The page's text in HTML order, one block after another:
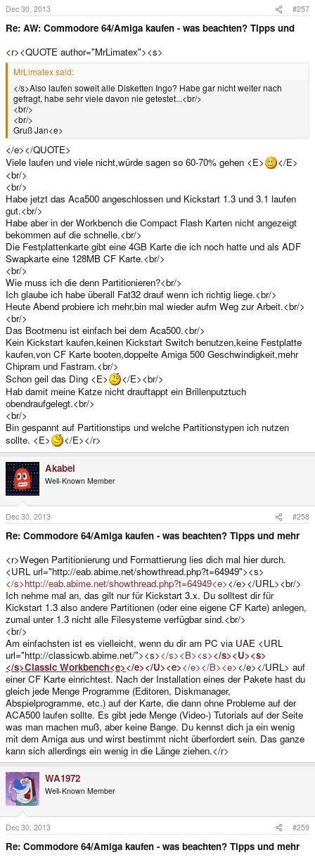
Dec 30, 2013 #257
Re: AW: Commodore 64/Amiga kaufen - was beachten? Tipps und
<r><QUOTE author="MrLimatex"><s>
MrLimatex said:
</s>Also laufen soweit alle Disketten Ingo? Habe gar nicht weiter nach
gefragt, habe sehr viele davon nie getestet...<br/>
<br/>
<br/>
Gruß Jan<e>
</e></QUOTE>
Viele laufen und viele nicht,würde sagen so 60-70% gehen <E>
</E>
<br/>
<br/>
Habe jetzt das Aca500 angeschlossen und Kickstart 1.3 und 3.1 laufen
gut.<br/>
Habe aber in der Workbench die Compact Flash Karten nicht angezeigt
bekommen auf die schnelle.<br/>
Die Festplattenkarte gibt eine 4GB Karte die ich noch hatte und als ADF
Swapkarte eine 128MB CF Karte.<br/>
<br/>
Wie muss ich die denn Partitionieren?<br/>
Ich glaube ich habe überall Fat32 drauf wenn ich richtig liege.<br/>
Heute Abend probiere ich mehr,bin mal wieder aufm Weg zur Arbeit.<br/>
<br/>
Das Bootmenu ist einfach bei dem Aca500.<br/>
Kein Kickstart kaufen,keinen Kickstart Switch benutzen,keine Festplatte
kaufen,von CF Karte booten,doppelte Amiga 500 Geschwindigkeit,mehr
Chipram und Fastram.<br/>
Schon geil das Ding <E>
</E><br/>
Hab damit meine Katze nicht drauftappt ein Brillenputztuch
obendraufgelegt.<br/>
<br/>
Bin gespannt auf Partitionstips und welche Partitionstypen ich nutzen
sollte. <E>
</E></r>
Akabei
Well-Known Member
Dec 30, 2013 #258
Re: Commodore 64/Amiga kaufen - was beachten? Tipps und mehr
<r>Wegen Partitionierung und Formattierung lies dich mal hier durch.
<URL url="http://eab.abime.net/showthread.php?t=64949"><s>
</s>http://eab.abime.net/showthread.php?t=64949<e></e></URL><br/>
Ich nehme mal an, das gilt nur für Kickstart 3.x. Du solltest dir für
Kickstart 1.3 also andere Partitionen (oder eine eigene CF Karte) anlegen,
zumal unter 1.3 nicht alle Filesysteme verfügbar sind.<br/>
<br/>
Am einfachsten ist es vielleicht, wenn du dir am PC via UAE <URL
url="http://classicwb.abime.net/"><s></s><B><s></s><U><s>
</s>Classic Workbench<e></e></U><e></e></B><e></e></URL> auf
einer CF Karte einrichtest. Nach der Installation eines der Pakete hast du
gleich jede Menge Programme (Editoren, Diskmanager,
Abspielprogramme, etc.) auf der Karte, die dann ohne Probleme auf der
ACA500 laufen sollte. Es gibt jede Menge (Video-) Tutorials auf der Seite
was man machen muß, aber keine Bange. Du kennst dich ja ein wenig
mit dem Amiga aus und wirst bestimmt nicht überfordert sein. Das ganze
kann sich allerdings ein wenig in die Länge ziehen.</r>
WA1972
Well-Known Member
Dec 30, 2013 #259
Re: Commodore 64/Amiga kaufen - was beachten? Tipps und mehr